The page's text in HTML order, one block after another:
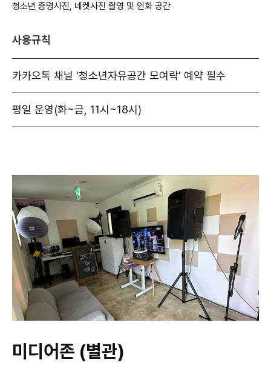
청소년 증명사진, 네켓사진 촬영 및 인화 공간
사용규칙
카카오톡 채널 '청소년자유공간 모여락' 예약 필수
평일 운영(화~금, 11시~18시)
미디어존 (별관)